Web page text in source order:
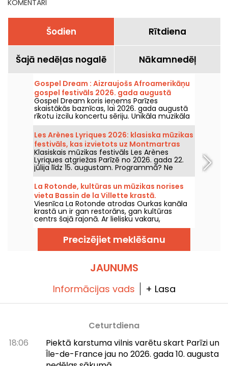
KOMENTĀRI
Šodien Rītdiena
Šajā nedēļas nogalē Nākamnedēļ
Gospel Dream : Aizraujošs Afroamerikāņu
gospel festivāls 2026. gada augustā
Parīzē
Gospel Dream koris ieņems Parīzes
skaistākās baznīcas, lai 2026. gada augustā
rīkotu izcilu koncertu sēriju. Unikāla muzikāla
pieredze, kas svin cerību, vienotību un
izturību, caur Afroamerikāņu baznīcas
autentiskajiem dziedājumiem.
Les Arènes Lyriques 2026: klasiska mūzikas
festivāls, kas izvietots uz Montmartras
kalna
Klasiskais mūzikas festivāls Les Arènes
Lyriques atgriežas Parīzē no 2026. gada 22.
jūlija līdz 15. augustam. Programmā? Ne
mazāk kā 16 koncerti Montmartras Arēnās —
idilliska vide, kur klausīties lielos klasikas
šedevus.
La Rotonde, kultūras un mūzikas norises
vieta Bassin de la Villette krastā.
Viesnīca La Rotonde atrodas Ourkas kanāla
krastā un ir gan restorāns, gan kultūras
centrs šajā rajonā. Ar lielisku vakaru,
brīvdabas pasākumu un citu saviesīgu
pasākumu programmu tā ir viena no
vietām, ko apmeklēt Bassin de la Villette
krastā.
Precizējiet meklēšanu
JAUNUMS
Informācijas vads + Lasa
Ceturtdiena
18:06
Piektā karstuma vilnis varētu skart Parīzi un
Île-de-France jau no 2026. gada 10. augusta